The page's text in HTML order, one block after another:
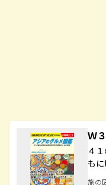
Ｗ
４
も
旅の